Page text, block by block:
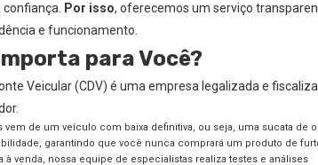
Por isso, oferecemos um serviço
e funcionamento.
para Você?
Veicular (CDV) é uma empresa legalizada e
vem de um veículo com baixa definitiva, ou seja, uma sucata de
garantindo que você nunca comprará um produto de
venda, nossa equipe de especialistas realiza testes e análises